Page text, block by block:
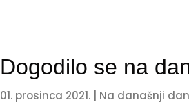
Dogodilo se na
01. prosinca 2021. Na današnji